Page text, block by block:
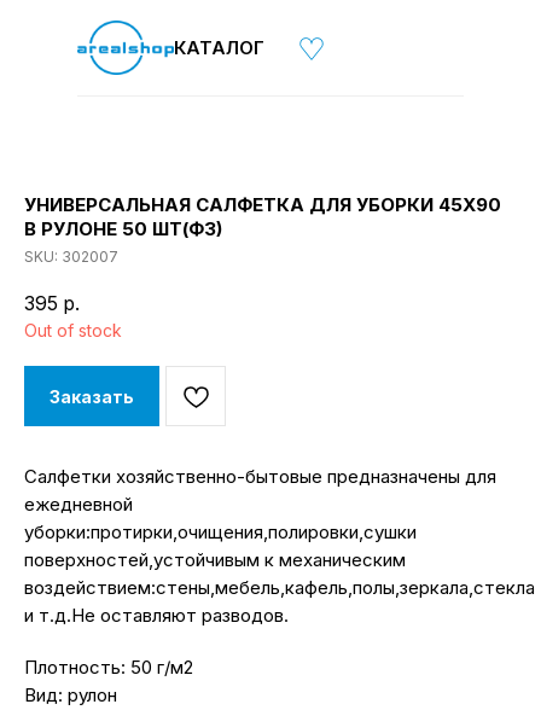
КАТАЛОГ
УНИВЕРСАЛЬНАЯ САЛФЕТКА ДЛЯ УБОРКИ 45Х90
В РУЛОНЕ 50 ШТ(Ф3)
SKU: 302007
395 р.
Out of stock
Заказать
Салфетки хозяйственно-бытовые предназначены для
ежедневной
уборки:протирки,очищения,полировки,сушки
поверхностей,устойчивым к механическим
воздействием:стены,мебель,кафель,полы,зеркала,стекла
и т.д.Не оставляют разводов.
Плотность: 50 г/м2
Вид: рулон